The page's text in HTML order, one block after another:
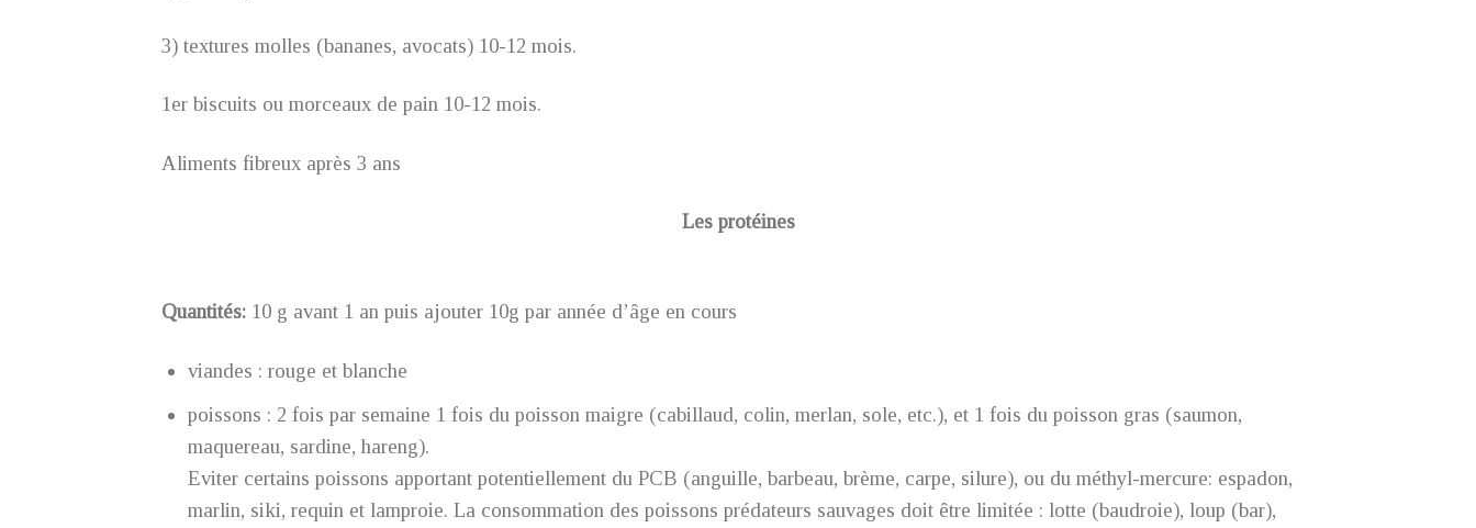
3) textures molles (bananes, avocats) 10-12 mois.
1er biscuits ou morceaux de pain 10-12 mois.
Aliments fibreux après 3 ans
Les protéines
Quantités: 10 g avant 1 an puis ajouter 10g par année d’âge en cours
viandes : rouge et blanche
poissons : 2 fois par semaine 1 fois du poisson maigre (cabillaud, colin, merlan, sole, etc.), et 1 fois du poisson gras (saumon,
maquereau, sardine, hareng).
Eviter certains poissons apportant potentiellement du PCB (anguille, barbeau, brème, carpe, silure), ou du méthyl-mercure: espadon,
marlin, siki, requin et lamproie. La consommation des poissons prédateurs sauvages doit être limitée : lotte (baudroie), loup (bar),